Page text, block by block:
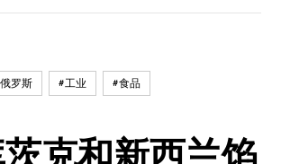
罗斯 #工业 #食品
克和新西兰馅